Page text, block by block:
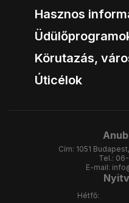
Hasznos
Körutazás,
Úticélok
Cím: 1051
Tel.:
E-mail:
Hétfő: